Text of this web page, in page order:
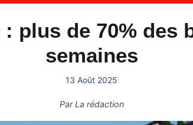
plus de 70% des
semaines
13 Août 2025
ParLa rédaction